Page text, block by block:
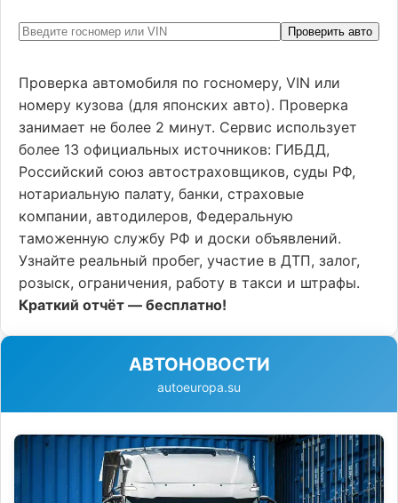
Проверить авто
Проверка автомобиля по госномеру, VIN или
номеру кузова (для японских авто). Проверка
занимает не более 2 минут. Сервис использует
более 13 официальных источников: ГИБДД,
Российский союз автостраховщиков, суды РФ,
нотариальную палату, банки, страховые
компании, автодилеров, Федеральную
таможенную службу РФ и доски объявлений.
Узнайте реальный пробег, участие в ДТП, залог,
розыск, ограничения, работу в такси и штрафы.
Краткий отчёт — бесплатно!
АВТОНОВОСТИ
autoeuropa.su